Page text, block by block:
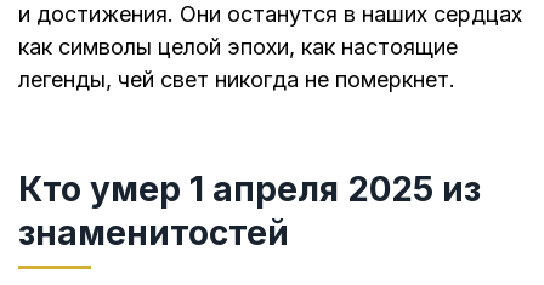
и достижения. Они останутся в наших сердцах
как символы целой эпохи, как настоящие
легенды, чей свет никогда не померкнет.
Кто умер 1 апреля 2025 из
знаменитостей